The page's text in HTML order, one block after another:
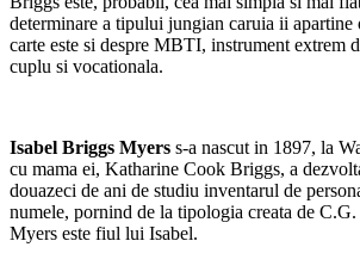
determinare a tipului jungian caruia ii apartine
carte este si despre MBTI, instrument extrem
cuplu si vocationala.
Isabel Briggs Myers s-a nascut in 1897, la
cu mama ei, Katharine Cook Briggs, a
douazeci de ani de studiu inventarul de
numele, pornind de la tipologia creata de
Myers este fiul lui Isabel.